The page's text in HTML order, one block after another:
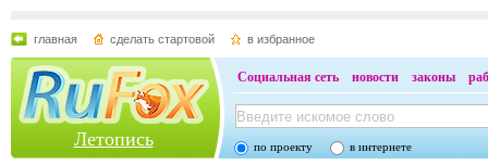
главная сделать стартовой в избранное
Летопись
Социальная сеть новости законы
по проекту в интернете